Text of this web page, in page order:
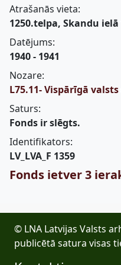
Atrašanās vieta:
1250.telpa, Skandu ielā
Datējums:
1940 - 1941
Nozare:
L75.11- Vispārīgā
Saturs:
Fonds ir slēgts.
Identifikators:
LV_LVA_F 1359
Fonds ietver 3
© LNA Latvijas Valsts
publicētā satura visas